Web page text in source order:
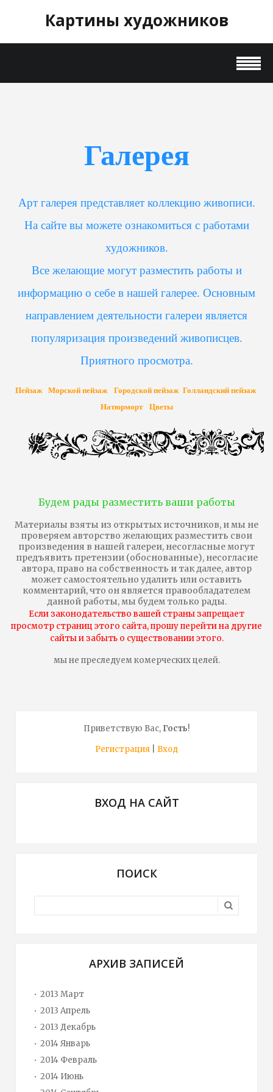
Картины художников
Галерея
Арт галерея представляет коллекцию живописи.
На сайте вы можете ознакомиться с работами
художников.
Все желающие могут разместить работы и
информацию о себе в нашей галерее. Основным
направлением деятельности галереи является
популяризация произведений живописцев.
Приятного просмотра.
ПейзажМорской пейзаж Городской пейзаж Голландский пейзаж
Натюрморт Цветы
Будем рады разместить ваши работы
Материалы взяты из открытых источников, и мы не
проверяем авторство желающих разместить свои
произведения в нашей галереи, несогласные могут
предъявить претензии (обоснованные), несогласие
автора, право на собственность и так далее, автор
может самостоятельно удалить или оставить
комментарий, что он является правообладателем
данной работы, мы будем только рады.
Если законодательство вашей страны запрещает
просмотр страниц этого сайта, прошу перейти на другие
сайты и забыть о существовании этого.
мы не преследуем комерческих целей.
Приветствую Вас,Гость!
Регистрация
Вход
ВХОД НА САЙТ
ПОИСК
АРХИВ ЗАПИСЕЙ
2013 Март
2013 Апрель
2013 Декабрь
2014 Январь
2014 Февраль
2014 Июнь